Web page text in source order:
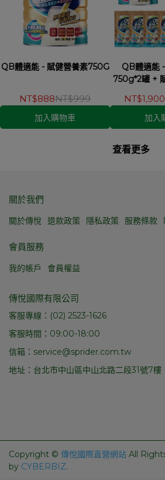
QB體適能 - 賦健營養素750G
NT$888NT$999
加入購物車
QB體適能
750g*2罐 +
NT$1,900
加入
查看更多
關於我們
關於傳悅 退款政策 隱私政策 服務條款
會員服務
我的帳戶 會員權益
傳悅國際有限公司
客服專線：(02) 2523-1626
客服時間：09:00-18:00
信箱：service@sprider.com.tw
地址：台北市中山區中山北路二段31號7樓
Copyright © 傳悅國際直營網站 All
by CYBERBIZ.